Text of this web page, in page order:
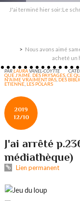
J'ai terminé hier soir:Le
Nous avons aimé
acheté un
PARLAURAVANEL-COYTTE
QUE J'AIME. DES PAYSAGES ,CE
N'AIME VRAIMENT PAS DES
ETIENNE LES POLARS
2019
12/10
J'ai arrêté
médiathèque)
Lien permanent